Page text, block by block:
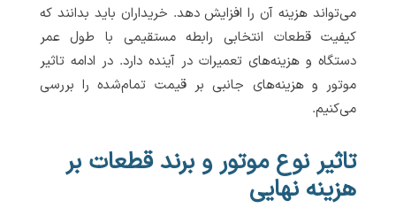
می‌تواند هزینه آن را افزایش دهد. خریداران باید بدانند که
کیفیت قطعات انتخابی رابطه‌ مستقیمی با طول عمر
دستگاه و هزینه‌های تعمیرات در آینده دارد. در ادامه تاثیر
موتور و هزینه‌های جانبی بر قیمت تمام‌شده را بررسی
می‌کنیم.
تاثیر نوع موتور و برند قطعات بر
هزینه نهایی